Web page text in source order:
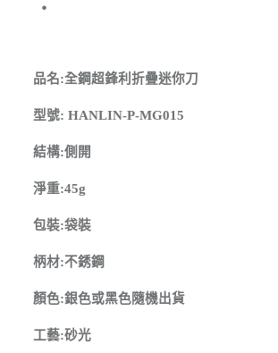
品名:全鋼超鋒利折疊迷你刀
型號: HANLIN-P-MG015
結構:側開
淨重:45g
包裝:袋裝
柄材:不銹鋼
顏色:銀色或黑色隨機出貨
工藝:砂光